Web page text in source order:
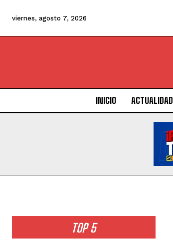
viernes, agosto 7, 2026
INICIO ACTUALIDAD
TOP 5